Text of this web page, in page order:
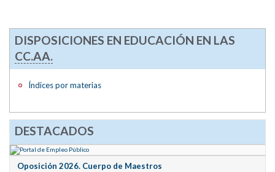
DISPOSICIONES EN EDUCACIÓN EN LAS
CC.AA.
Índices por materias
DESTACADOS
Oposición 2026. Cuerpo de Maestros